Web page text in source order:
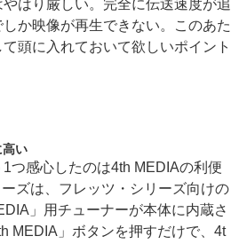
はり厳しい。完全に伝送速度が追
か映像が再生できない。このあた
頭に入れておいて欲しいポイント
い
つ感心したのは4th MEDIAの利便
ズは、フレッツ・シリーズ向けの
」用チューナーが本体に内蔵さ
MEDIA」ボタンを押すだけで、4t